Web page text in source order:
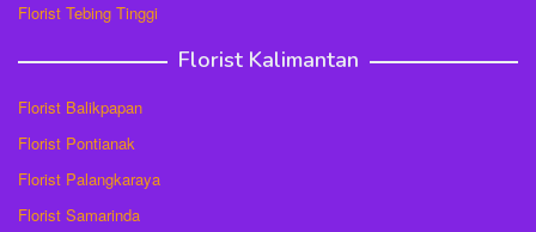
Florist Tebing Tinggi
Florist Kalimantan
Florist Balikpapan
Florist Pontianak
Florist Palangkaraya
Florist Samarinda